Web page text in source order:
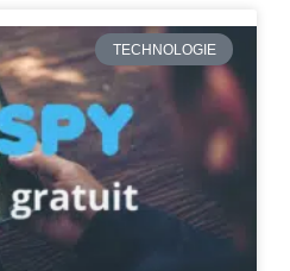
TECHNOLOGIE